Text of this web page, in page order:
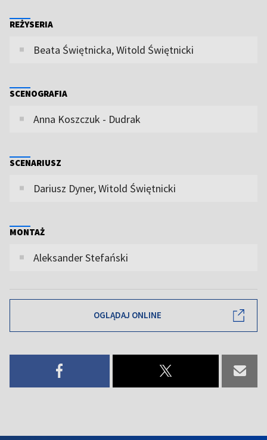
REŻYSERIA
Beata Świętnicka, Witold Świętnicki
SCENOGRAFIA
Anna Koszczuk - Dudrak
SCENARIUSZ
Dariusz Dyner, Witold Świętnicki
MONTAŻ
Aleksander Stefański
OGLĄDAJ ONLINE